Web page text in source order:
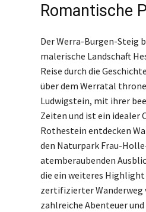
Romantische
Der Werra-Burgen-Steig
malerische Landschaft
Reise durch die
über dem Werratal
Ludwigstein, mit ihrer
Zeiten und ist ein idealer
Rothestein entdecken
den Naturpark Frau-
atemberaubenden
die ein weiteres
zertifizierter Wanderweg
zahlreiche Abenteuer